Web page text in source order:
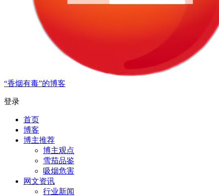
“香烟有毒”的博客
登录
首页
博客
博主推荐
博主观点
雪茄品鉴
吸烟危害
网文资讯
行业新闻